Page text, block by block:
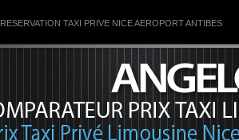
RESERVATION TAXI PRIVE NICE AEROPORT ANTIBES